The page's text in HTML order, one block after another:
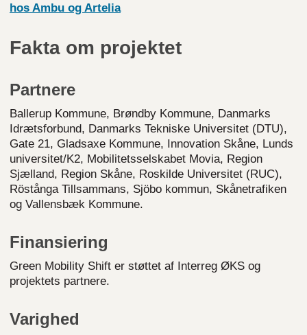
hos Ambu og Artelia
Fakta om projektet
Partnere
Ballerup Kommune, Brøndby Kommune, Danmarks
Idrætsforbund, Danmarks Tekniske Universitet (DTU),
Gate 21, Gladsaxe Kommune, Innovation Skåne, Lunds
universitet/K2, Mobilitetsselskabet Movia, Region
Sjælland, Region Skåne, Roskilde Universitet (RUC),
Röstånga Tillsammans, Sjöbo kommun, Skånetrafiken
og Vallensbæk Kommune.
Finansiering
Green Mobility Shift er støttet af Interreg ØKS og
projektets partnere.
Varighed